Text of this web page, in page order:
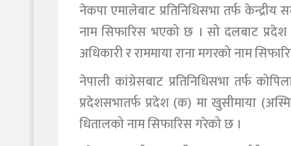
नेकपा एमालेबाट प्रतिनिधिसभा तर्फ
नाम सिफारिस भएको छ । सो दलबाट प्रदेश
अधिकारी र राममाया राना मगरको नाम
नेपाली कांग्रेसबाट प्रतिनिधिसभा तर्फ
प्रदेशसभातर्फ प्रदेश (क) मा खुसीमाया
धितालको नाम सिफारिस गरेको छ ।